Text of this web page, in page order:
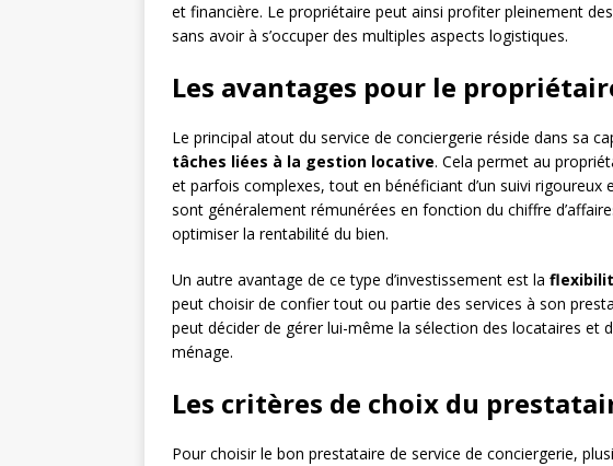
et financière. Le propriétaire peut ainsi profiter pleinement
sans avoir à s’occuper des multiples aspects logistiques.
Les avantages pour le
Le principal atout du service de conciergerie réside dans sa
tâches liées à la gestion locative. Cela permet au
et parfois complexes, tout en bénéficiant d’un suivi rigoureux
sont généralement rémunérées en fonction du chiffre
optimiser la rentabilité du bien.
Un autre avantage de ce type d’investissement est la
peut choisir de confier tout ou partie des services à son
peut décider de gérer lui-même la sélection des locataires et
ménage.
Les critères de choix du
Pour choisir le bon prestataire de service de conciergerie,